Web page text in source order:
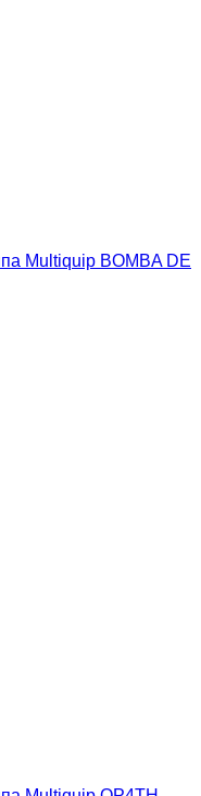
Multiquip BOMBA DE